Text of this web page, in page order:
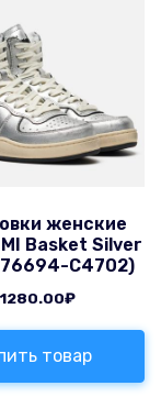
женские
Basket Silver
C4702)
₽
товар